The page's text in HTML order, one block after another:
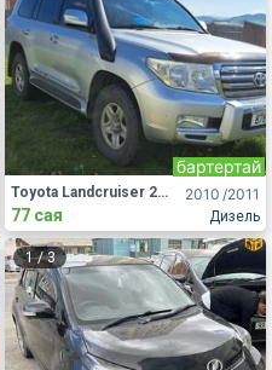
2010 /2011
Дизель
бартертай
Toyota Landcruiser 200
77 сая
1/3